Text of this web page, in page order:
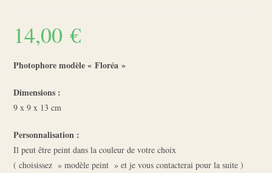
14,00€
Photophore modèle « Floréa »
Dimensions :
9 x 9 x 13 cm
Personnalisation :
Il peut être peint dans la couleur de votre choix
( choisissez » modèle peint » et je vous contacterai pour la suite )